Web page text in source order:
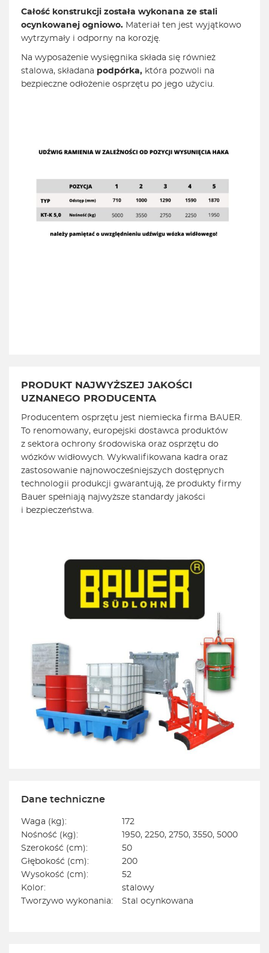
Całość konstrukcji została wykonana ze stali
ocynkowanej ogniowo. Materiał ten jest wyjątkowo
wytrzymały i odporny na korozję.
Na wyposażenie wysięgnika składa się również
stalowa, składana podpórka, która pozwoli na
bezpieczne odłożenie osprzętu po jego użyciu.
PRODUKT NAJWYŻSZEJ JAKOŚCI
UZNANEGO PRODUCENTA
Producentem osprzętu jest niemiecka firma BAUER.
To renomowany, europejski dostawca produktów
z sektora ochrony środowiska oraz osprzętu do
wózków widłowych. Wykwalifikowana kadra oraz
zastosowanie najnowocześniejszych dostępnych
technologii produkcji gwarantują, że produkty firmy
Bauer spełniają najwyższe standardy jakości
i bezpieczeństwa.
Dane techniczne
Waga (kg):
172
Nośność (kg):
1950, 2250, 2750, 3550, 5000
Szerokość (cm):
50
Głębokość (cm):
200
Wysokość (cm):
52
Kolor:
stalowy
Tworzywo wykonania:
Stal ocynkowana